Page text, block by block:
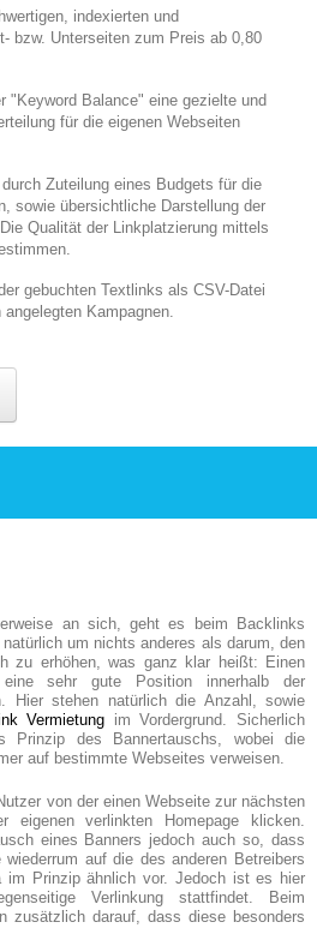
indexierten und
bzw. Unterseiten zum Preis ab 0,80
"Keyword Balance" eine gezielte und
für die eigenen Webseiten
Zuteilung eines Budgets für die
sowie übersichtliche Darstellung der
Qualität der Linkplatzierung mittels
gebuchten Textlinks als CSV-Datei
Kampagnen.
an sich, geht es beim Backlinks
um nichts anderes als darum, den
zu erhöhen, was ganz klar heißt: Einen
sehr gute Position innerhalb der
Hier stehen natürlich die Anzahl, sowie
Vermietung im Vordergrund. Sicherlich
Prinzip des Bannertauschs, wobei die
auf bestimmte Webseites verweisen.
von der einen Webseite zur nächsten
verlinkten Homepage klicken.
eines Banners jedoch auch so, dass
auf die des anderen Betreibers
im Prinzip ähnlich vor. Jedoch ist es hier
Verlinkung stattfindet. Beim
zusätzlich darauf, dass diese besonders